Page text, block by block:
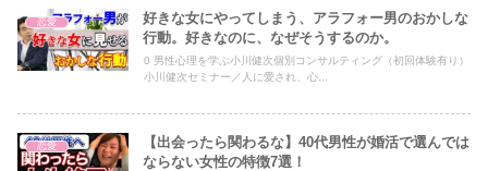
恋愛
好きな女にやってしまう、アラフォー男のおかしな
行動。好きなのに、なぜそうするのか。
0 男性心理を学ぶ小川健次個別コンサルティング（初回体験有り）
小川健次セミナー／人に愛され、心...
恋愛
【出会ったら関わるな】40代男性が婚活で選んでは
ならない女性の特徴7選！